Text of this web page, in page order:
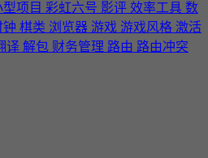
型项目 彩虹六号 影评 效率工具 数
钟 棋类 浏览器 游戏 游戏风格 激活
译 解包 财务管理 路由 路由冲突